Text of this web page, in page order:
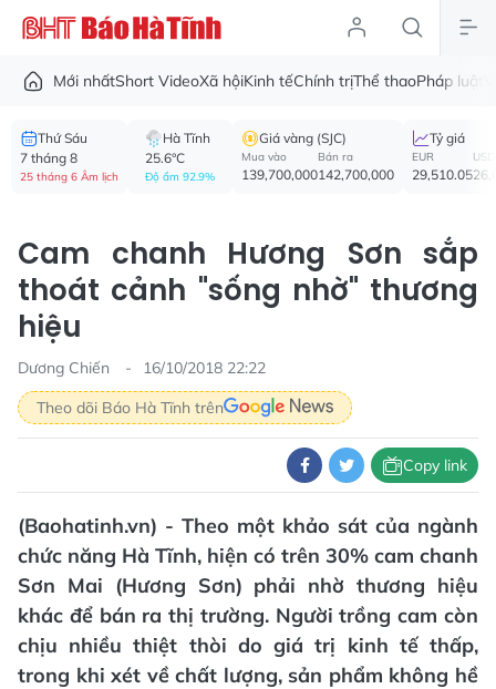
Mới nhấtShort VideoXã hộiKinh tếChính trịThể thaoPháp luật
Thứ Sáu
7 tháng 8
25 tháng 6 Âm lịch
Hà Tĩnh
25.6°C
Độ ẩm 92.9%
Giá vàng (SJC)
Mua vào
139,700,000
Bán ra
142,700,000
Tỷ giá
EUR
29,510.05
USD
Cam chanh Hương Sơn sắp
thoát cảnh "sống nhờ" thương
hiệu
Dương Chiến
16/10/2018 22:22
Theo dõi Báo Hà Tĩnh trên
Copy link
(Baohatinh.vn) - Theo một khảo sát của ngành
chức năng Hà Tĩnh, hiện có trên 30% cam chanh
Sơn Mai (Hương Sơn) phải nhờ thương hiệu
khác để bán ra thị trường. Người trồng cam còn
chịu nhiều thiệt thòi do giá trị kinh tế thấp,
trong khi xét về chất lượng, sản phẩm không hề